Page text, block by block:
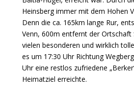
Heinsberg immer mit dem Hohen
Denn die ca. 165km lange Rur,
Venn, 600m entfernt der
vielen besonderen und wirklich
es um 17:30 Uhr Richtung
Uhr eine restlos zufriedene
Heimatziel erreichte.